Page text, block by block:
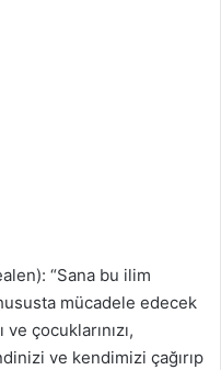
“Sana bu ilim
mücadele edecek
çocuklarınızı,
ve kendimizi çağırıp